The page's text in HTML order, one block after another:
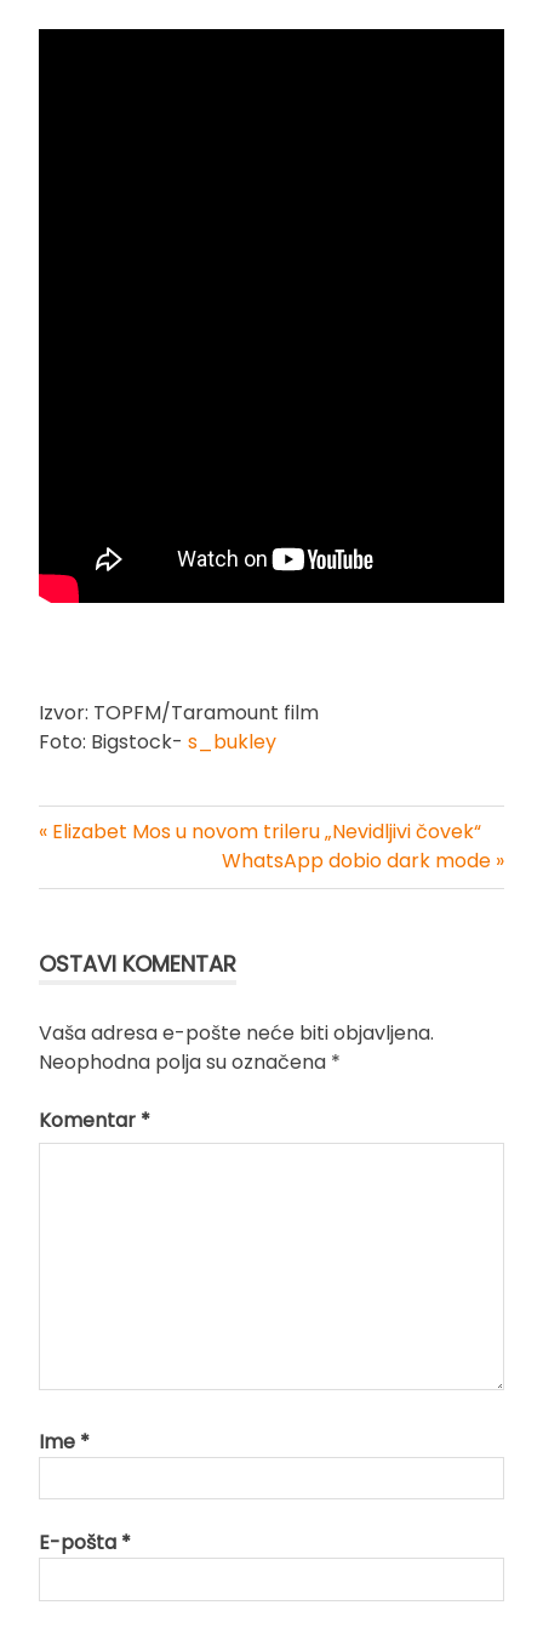
Izvor: TOPFM/Taramount film
Foto: Bigstock- s_bukley
« Elizabet Mos u novom trileru „Nevidljivi čovek“
WhatsApp dobio dark mode »
OSTAVI KOMENTAR
Vaša adresa e-pošte neće biti objavljena.
Neophodna polja su označena *
Komentar *
Ime *
E-pošta *